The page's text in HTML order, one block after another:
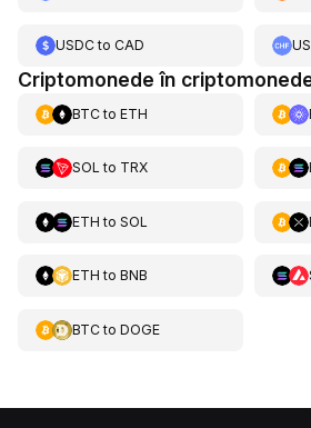
USDCto CAD
Criptomonede în
BTCto ETH
SOL to TRX
ETH to SOL
ETH to BNB
BTCto DOGE